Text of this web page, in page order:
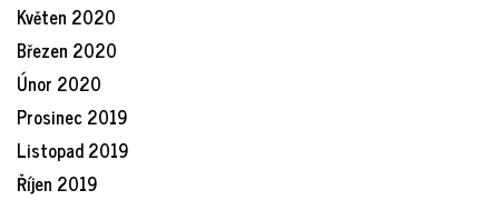
Květen 2020
Březen 2020
Únor 2020
Prosinec 2019
Listopad 2019
Říjen 2019